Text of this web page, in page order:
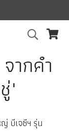
ากคำ
"
บีเจซีฯ รุ่น